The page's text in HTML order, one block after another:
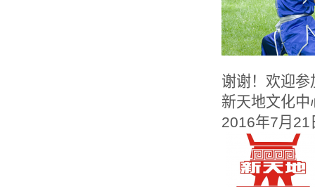
谢谢！欢迎参
新天地文化中
2016年7月21